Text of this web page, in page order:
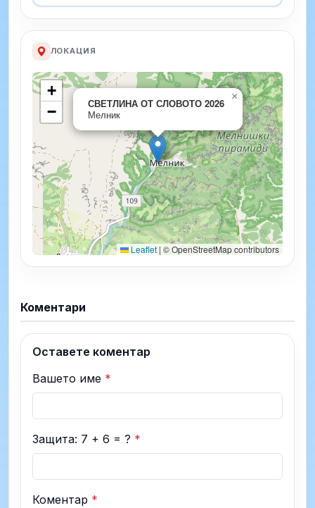
ЛОКАЦИЯ
СВЕТЛИНА ОТ СЛОВОТО 2026
Мелник
×
+
−
Leaflet | © OpenStreetMap contributors
Коментари
Оставете коментар
Вашето име *
Защита: 7 + 6 = ? *
Коментар *